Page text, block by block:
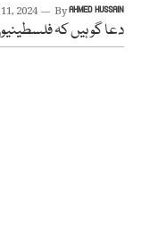
2024 ByAHMED HUSSAIN
دعا گو ہیں کہ